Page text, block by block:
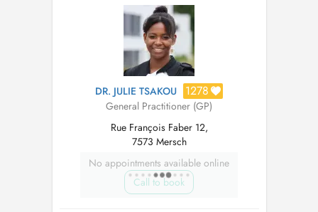
remplace également le...
DR. JULIE TSAKOU 1278
General Practitioner (GP)
Rue François Faber 12,
7573 Mersch
No appointments available online
Call to book